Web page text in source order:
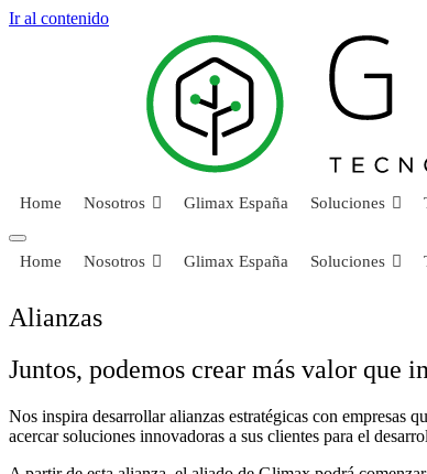
Ir al contenido
Home Nosotros Glimax España Soluciones
Home Nosotros Glimax España Soluciones
Alianzas
Juntos, podemos crear más valor que
Nos inspira desarrollar alianzas estratégicas con empresas
acercar soluciones innovadoras a sus clientes para el